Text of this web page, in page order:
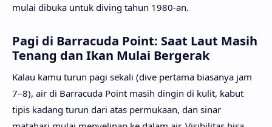
mulai dibuka untuk diving tahun 1980-an.
Pagi di Barracuda Point: Saat Laut Masih
Tenang dan Ikan Mulai Bergerak
Kalau kamu turun pagi sekali (dive pertama biasanya jam
7–8), air di Barracuda Point masih dingin di kulit, kabut
tipis kadang turun dari atas permukaan, dan sinar